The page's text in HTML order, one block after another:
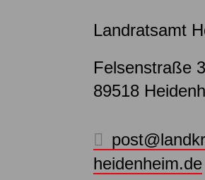
Landratsamt
Felsenstraße
89518
heidenheim.de